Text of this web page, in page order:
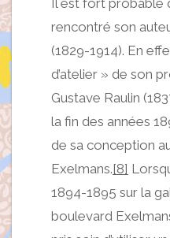
Il est fort probable
rencontré son
(1829-1914). En
d’atelier » de son
Gustave Raulin
la fin des années
de sa conception
Exelmans.[8]
1894-1895 sur la
boulevard